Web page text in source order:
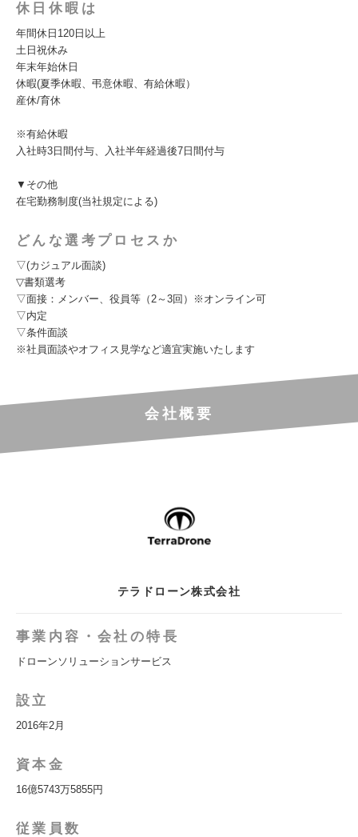
休日休暇は
年間休日120日以上
土日祝休み
年末年始休日
休暇(夏季休暇、弔意休暇、有給休暇）
産休/育休
※有給休暇
入社時3日間付与、入社半年経過後7日間付与
▼その他
在宅勤務制度(当社規定による)
どんな選考プロセスか
▽(カジュアル面談)
▽書類選考
▽面接：メンバー、役員等（2～3回）※オンライン可
▽内定
▽条件面談
※社員面談やオフィス見学など適宜実施いたします
会社概要
テラドローン株式会社
事業内容・会社の特長
ドローンソリューションサービス
設立
2016年2月
資本金
16億5743万5855円
従業員数